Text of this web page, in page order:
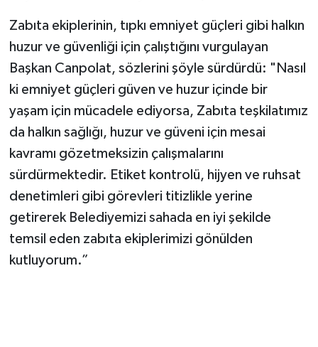
Zabıta ekiplerinin, tıpkı emniyet güçleri gibi halkın
huzur ve güvenliği için çalıştığını vurgulayan
Başkan Canpolat, sözlerini şöyle sürdürdü: "Nasıl
ki emniyet güçleri güven ve huzur içinde bir
yaşam için mücadele ediyorsa, Zabıta teşkilatımız
da halkın sağlığı, huzur ve güveni için mesai
kavramı gözetmeksizin çalışmalarını
sürdürmektedir. Etiket kontrolü, hijyen ve ruhsat
denetimleri gibi görevleri titizlikle yerine
getirerek Belediyemizi sahada en iyi şekilde
temsil eden zabıta ekiplerimizi gönülden
kutluyorum.”